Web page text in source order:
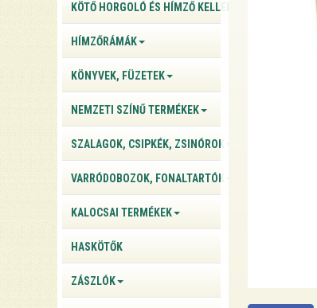
KÖTŐ HORGOLÓ ÉS HÍMZŐ KELLÉKEK
HÍMZŐRÁMÁK
KÖNYVEK, FÜZETEK
NEMZETI SZÍNŰ TERMÉKEK
SZALAGOK, CSIPKÉK, ZSINÓROK
VARRÓDOBOZOK, FONALTARTÓK
KALOCSAI TERMÉKEK
HASKÖTŐK
ZÁSZLÓK